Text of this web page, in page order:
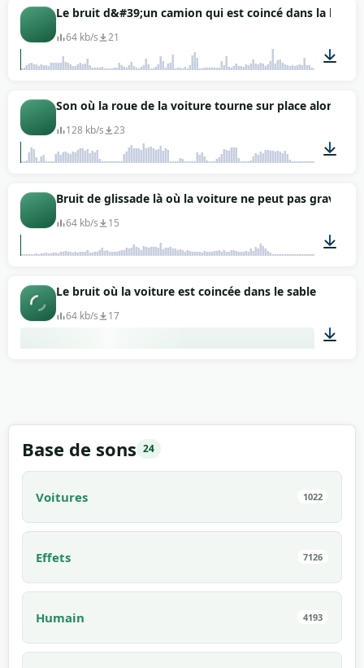
00:18
Le bruit d&#39;un camion qui est coincé dans la
64 kb/s 21
01:11
Son où la roue de la voiture tourne sur place alors
128 kb/s 23
00:37
Bruit de glissade là où la voiture ne peut pas gravir
64 kb/s 15
00:06
Le bruit où la voiture est coincée dans le sable
64 kb/s 17
Base de sons 24
Voitures 1022
Effets 7126
Humain 4193